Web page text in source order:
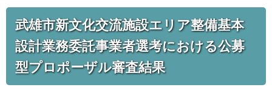
武雄市新文化交流施設エリア整備基本
設計業務委託事業者選考における公募
型プロポーザル審査結果